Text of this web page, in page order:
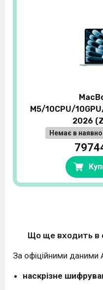
M5/10CPU/
2026
Немає в
Що ще входить в
За офіційними даними
наскрізне